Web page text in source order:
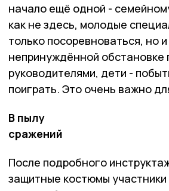
начало ещё одной -
как не здесь, молодые
только посоревноваться, но и
непринуждённой обстановке
руководителями, дети -
поиграть. Это очень важно
В пылу
сражений
После подробного
защитные костюмы